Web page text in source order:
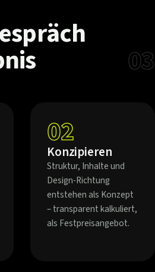
03
02
Konzipieren
Struktur, Inhalte und
Design-Richtung
entstehen als Konzept
– transparent kalkuliert,
als Festpreisangebot.